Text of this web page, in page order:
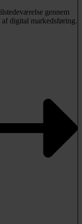
gennem
digital markedsføring.